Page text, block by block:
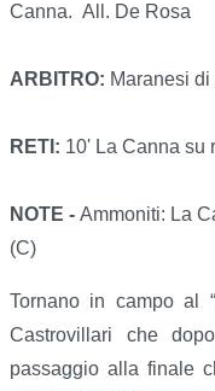
Canna. All. De Rosa
ARBITRO: Maranesi
RETI: 10' La Canna su
NOTE - Ammoniti: La
(C)
Tornano in campo al
Castrovillari che
passaggio alla finale